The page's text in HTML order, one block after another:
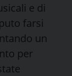
e di
farsi
un
per